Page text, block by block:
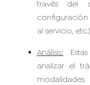
través del
al servicio,
Análisis:
analizar el